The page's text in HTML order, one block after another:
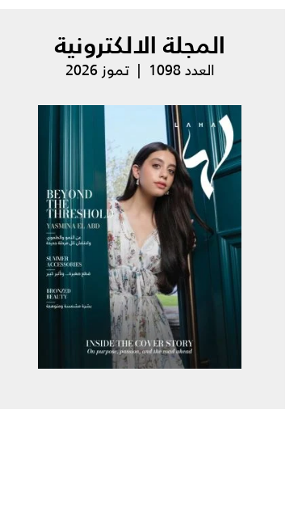
المجلة الالكترونية
العدد 1098 | تموز 2026